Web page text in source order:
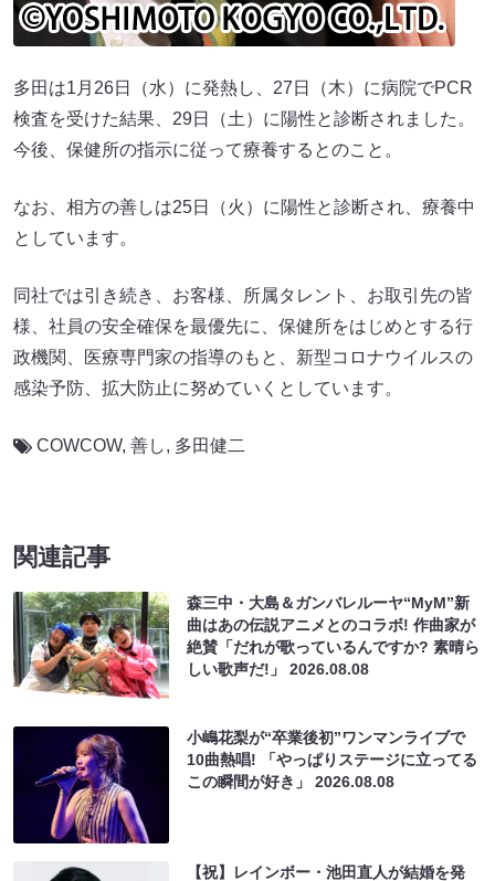
多田は1月26日（水）に発熱し、27日（木）に病院でPCR
検査を受けた結果、29日（土）に陽性と診断されました。
今後、保健所の指示に従って療養するとのこと。
なお、相方の善しは25日（火）に陽性と診断され、療養中
としています。
同社では引き続き、お客様、所属タレント、お取引先の皆
様、社員の安全確保を最優先に、保健所をはじめとする行
政機関、医療専門家の指導のもと、新型コロナウイルスの
感染予防、拡大防止に努めていくとしています。
COWCOW, 善し, 多田健二
関連記事
森三中・大島＆ガンバレルーヤ“MyM”新
曲はあの伝説アニメとのコラボ! 作曲家が
絶賛「だれが歌っているんですか? 素晴ら
しい歌声だ!」2026.08.08
小嶋花梨が“卒業後初”ワンマンライブで
10曲熱唱! 「やっぱりステージに立ってる
この瞬間が好き」2026.08.08
【祝】レインボー・池田直人が結婚を発